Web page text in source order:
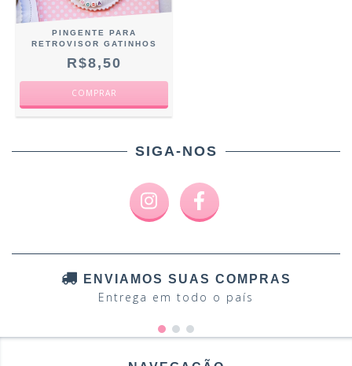
PINGENTE PARA
RETROVISOR GATINHOS
R$8,50
COMPRAR
SIGA-NOS
ENVIAMOS SUAS COMPRAS
Entrega em todo o país